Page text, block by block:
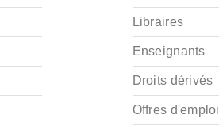
Libraires
Enseignants
Droits dérivés
Offres d'emploi